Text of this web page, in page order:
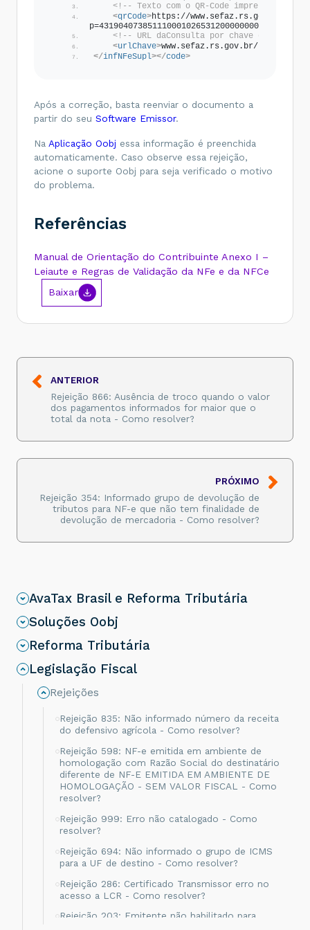
<!-- Texto com o QR-Code impresso no
<qrCode>https://www.sefaz.rs.gov.br/NFCE/
<!-- URL daConsulta por chave de acesso
<urlChave>www.sefaz.rs.gov.br/nfce/
</infNFeSupl></code>
Após a correção, basta reenviar o documento a
partir do seu Software Emissor.
Na Aplicação Oobj essa informação é preenchida
automaticamente. Caso observe essa rejeição,
acione o suporte Oobj para seja verificado o motivo
do problema.
Referências
Manual de Orientação do Contribuinte Anexo I –
Leiaute e Regras de Validação da NFe e da NFCe
Baixar
ANTERIOR
Rejeição 866: Ausência de troco quando o valor
dos pagamentos informados for maior que o
total da nota - Como resolver?
PRÓXIMO
Rejeição 354: Informado grupo de devolução de
tributos para NF-e que não tem finalidade de
devolução de mercadoria - Como resolver?
AvaTax Brasil e Reforma Tributária
Soluções Oobj
Reforma Tributária
Legislação Fiscal
Rejeições
Rejeição 835: Não informado número da receita
do defensivo agrícola - Como resolver?
Rejeição 598: NF-e emitida em ambiente de
homologação com Razão Social do destinatário
diferente de NF-E EMITIDA EM AMBIENTE DE
HOMOLOGAÇÃO - SEM VALOR FISCAL - Como
resolver?
Rejeição 999: Erro não catalogado - Como
resolver?
Rejeição 694: Não informado o grupo de ICMS
para a UF de destino - Como resolver?
Rejeição 286: Certificado Transmissor erro no
acesso a LCR - Como resolver?
Rejeição 203: Emitente não habilitado para